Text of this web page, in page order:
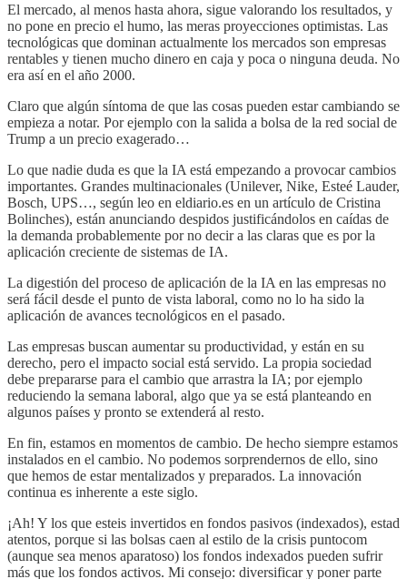
El mercado, al menos hasta ahora, sigue valorando los resultados, y
no pone en precio el humo, las meras proyecciones optimistas. Las
tecnológicas que dominan actualmente los mercados son empresas
rentables y tienen mucho dinero en caja y poca o ninguna deuda. No
era así en el año 2000.
Claro que algún síntoma de que las cosas pueden estar cambiando se
empieza a notar. Por ejemplo con la salida a bolsa de la red social de
Trump a un precio exagerado…
Lo que nadie duda es que la IA está empezando a provocar cambios
importantes. Grandes multinacionales (Unilever, Nike, Esteé Lauder,
Bosch, UPS…, según leo en eldiario.es en un artículo de Cristina
Bolinches), están anunciando despidos justificándolos en caídas de
la demanda probablemente por no decir a las claras que es por la
aplicación creciente de sistemas de IA.
La digestión del proceso de aplicación de la IA en las empresas no
será fácil desde el punto de vista laboral, como no lo ha sido la
aplicación de avances tecnológicos en el pasado.
Las empresas buscan aumentar su productividad, y están en su
derecho, pero el impacto social está servido. La propia sociedad
debe prepararse para el cambio que arrastra la IA; por ejemplo
reduciendo la semana laboral, algo que ya se está planteando en
algunos países y pronto se extenderá al resto.
En fin, estamos en momentos de cambio. De hecho siempre estamos
instalados en el cambio. No podemos sorprendernos de ello, sino
que hemos de estar mentalizados y preparados. La innovación
continua es inherente a este siglo.
¡Ah! Y los que esteis invertidos en fondos pasivos (indexados), estad
atentos, porque si las bolsas caen al estilo de la crisis puntocom
(aunque sea menos aparatoso) los fondos indexados pueden sufrir
más que los fondos activos. Mi consejo: diversificar y poner parte